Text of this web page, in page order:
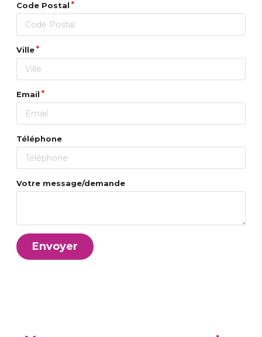
Code Postal
Ville
Email
Téléphone
Votre message/demande
Envoyer